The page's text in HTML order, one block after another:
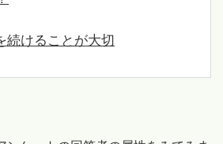
続けることが大切